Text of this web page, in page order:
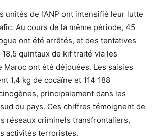
unités de l’ANP ont intensifié leur lutte
Au cours de la même période, 45
ont été arrêtés, et des tentatives
quintaux de kif traité via les
Maroc ont été déjouées. Les saisies
1,4 kg de cocaïne et 114 188
principalement dans les
du pays. Ces chiffres témoignent de
réseaux criminels transfrontaliers,
activités terroristes.